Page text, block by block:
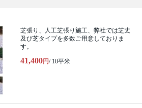
芝張り、人工芝張り施工、弊社では芝丈
及び芝タイプを多数ご用意しておりま
す。
41,400円/ 10平米